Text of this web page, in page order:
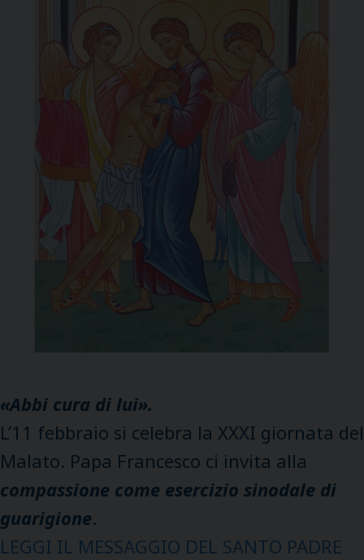
«Abbi cura di lui».
L’11 febbraio si celebra la XXXI giornata del
Malato. Papa Francesco ci invita alla
compassione come esercizio sinodale di
guarigione.
LEGGI IL MESSAGGIO DEL SANTO PADRE